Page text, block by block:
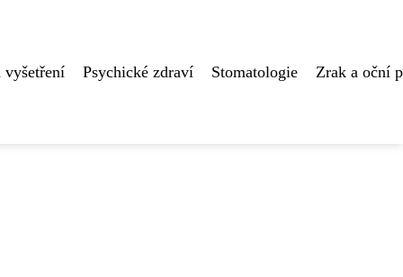
vyšetření Psychické zdraví Stomatologie Zrak a oční